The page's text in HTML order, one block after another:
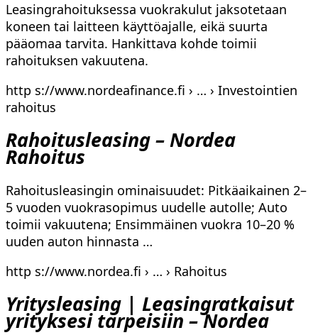
Leasingrahoituksessa vuokrakulut jaksotetaan
koneen tai laitteen käyttöajalle, eikä suurta
pääomaa tarvita. Hankittava kohde toimii
rahoituksen vakuutena.
http s://www.nordeafinance.fi › … › Investointien
rahoitus
Rahoitusleasing – Nordea
Rahoitus
Rahoitusleasingin ominaisuudet: Pitkäaikainen 2–
5 vuoden vuokrasopimus uudelle autolle; Auto
toimii vakuutena; Ensimmäinen vuokra 10–20 %
uuden auton hinnasta …
http s://www.nordea.fi › … › Rahoitus
Yritysleasing | Leasingratkaisut
yrityksesi tarpeisiin – Nordea